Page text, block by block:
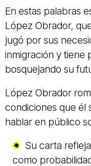
En estas palabras
López Obrador,
jugó por sus
inmigración y tiene
bosquejando su
López Obrador
condiciones que él
hablar en público
Su carta
como